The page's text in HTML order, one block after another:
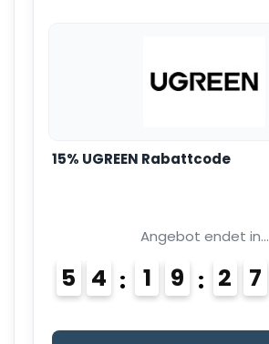
15% UGREEN Rabattcode
Angebot endet in...
5 4 1 9 2 7